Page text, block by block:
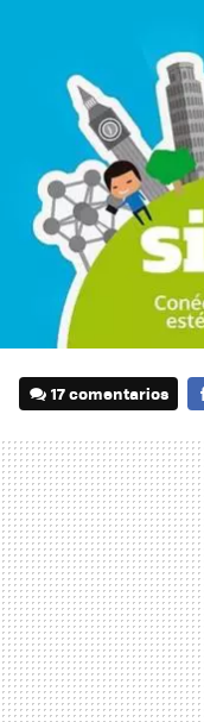
17 comentarios